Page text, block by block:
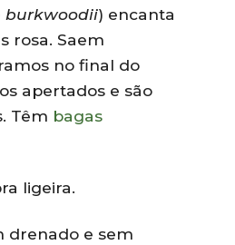
burkwoodii) encanta
rosa. Saem
no final do
apertados e são
Têm bagas
ligeira.
drenado e sem